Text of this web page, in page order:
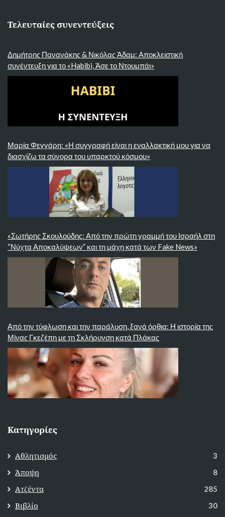
Τελευταίες συνεντεύξεις
Δημήτρης Πανανάκης & Νικόλας Άδαμ: Αποκλειστική
συνέντευξη για το «Habibi, Άσε το Ντουμπάι»
Μαρία Φεγγάρη: «Η συγγραφή είναι η εναλλακτική μου για να
διασχίζω τα σύνορα του υπαρκτού κόσμου»
«Σωτήρης Σκουλούδης: Από την πρώτη γραμμή του Ισραήλ στη
“Νύχτα Αποκαλύψεων” και τη μάχη κατά των Fake News»
Από την τύφλωση και την παράλυση, ξανά όρθια: Η ιστορία της
Μίνας Γκεζέπη με τη Σκλήρυνση κατά Πλάκας
Κατηγορίες
Αθλητισμός 3
Άποψη 8
Ατζέντα 285
Βιβλίο 30